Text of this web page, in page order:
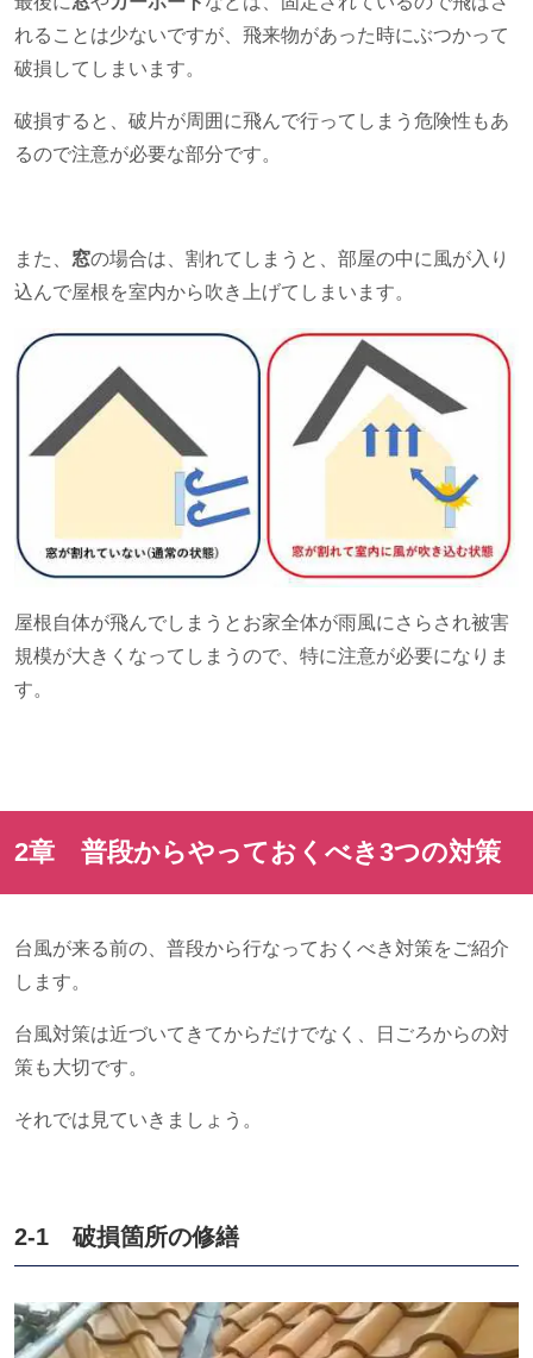
れることは少ないですが、飛来物があった時にぶつかって
破損してしまいます。
破損すると、破片が周囲に飛んで行ってしまう危険性もあ
るので注意が必要な部分です。
また、 窓の場合は、割れてしまうと、部屋の中に風が入り
込んで屋根を室内から吹き上げてしまいます。
屋根自体が飛んでしまうとお家全体が雨風にさらされ被害
規模が大きくなってしまうので、特に注意が必要になりま
す。
2章 普段からやっておくべき3つの対策
台風が来る前の、普段から行なっておくべき対策をご紹介
します。
台風対策は近づいてきてからだけでなく、日ごろからの対
策も大切です。
それでは見ていきましょう。
2-1 破損箇所の修繕